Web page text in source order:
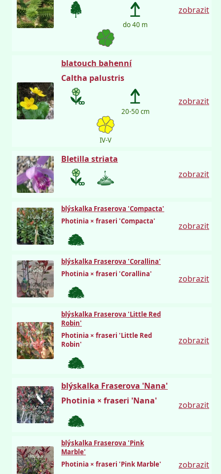
do 40 m
zobrazit
blatouch bahenní
Caltha palustris
20-50 cm
IV-V
zobrazit
Hruška
Bletilla striata
zobrazit
Hruška
blýskalka Fraserova 'Compacta'
Photinia × fraseri 'Compacta'
zobrazit
Hruška
blýskalka Fraserova 'Corallina'
Photinia × fraseri 'Corallina'
zobrazit
Hruška
blýskalka Fraserova 'Little Red
Robin'
Photinia × fraseri 'Little Red
Robin'
zobrazit
Hruška
blýskalka Fraserova 'Nana'
Photinia × fraseri 'Nana'
zobrazit
Hruška
blýskalka Fraserova 'Pink
Marble'
Photinia × fraseri 'Pink Marble'
zobrazit